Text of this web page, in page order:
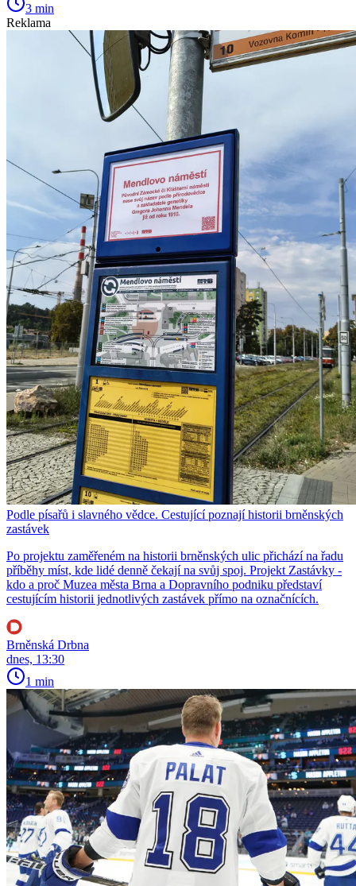
3 min
Reklama
Podle písařů i slavného vědce. Cestující poznají historii brněnských
zastávek
Po projektu zaměřeném na historii brněnských ulic přichází na řadu
příběhy míst, kde lidé denně čekají na svůj spoj. Projekt Zastávky -
kdo a proč Muzea města Brna a Dopravního podniku představí
cestujícím historii jednotlivých zastávek přímo na označnících.
Brněnská Drbna
dnes, 13:30
1 min